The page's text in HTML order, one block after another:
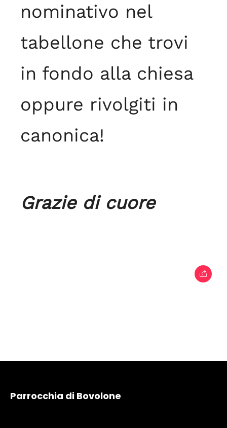
nominativo nel
tabellone che trovi
in fondo alla chiesa
oppure rivolgiti in
canonica!
Grazie di cuore
Parrocchia di Bovolone